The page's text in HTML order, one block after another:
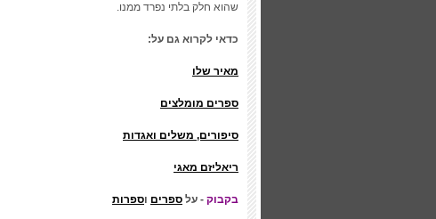
שהוא חלק בלתי נפרד ממנו.
כדאי לקרוא גם על:
מאיר שלו
ספרים מומלצים
סיפורים, משלים ואגדות
ריאליזם מאגי
בקבוק - על ספרים וספרות